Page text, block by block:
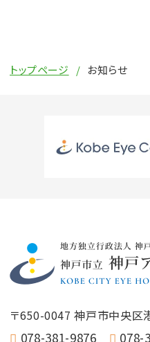
トップページ お知らせ
〒650-0047神戸市中央区
078-381-9876 078-